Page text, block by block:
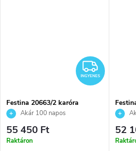
INGYENES
Festina 20663/2 karóra
Akár 100 napos
visszaküldési lehetőség. Hivatalos
márkakereskedő.
55 450 Ft
Raktáron
52